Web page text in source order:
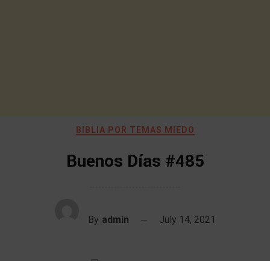
BIBLIA POR TEMAS MIEDO
Buenos Días #485
By admin July 14, 2021